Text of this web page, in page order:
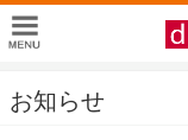
お知らせ